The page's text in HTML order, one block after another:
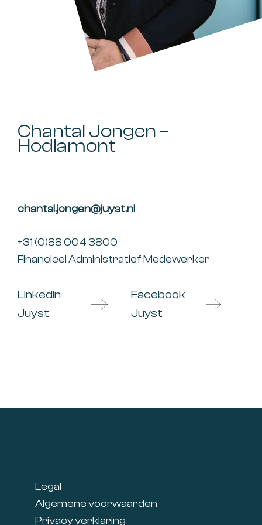
Chantal Jongen –
Hodiamont
chantal.jongen@juyst.nl
+31 (0)88 004 3800
Financieel Administratief Medewerker
LinkedIn
Juyst
Facebook
Juyst
Legal
Algemene voorwaarden
Privacy verklaring